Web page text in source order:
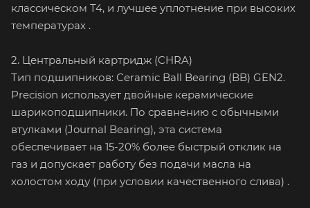
классическом T4, и лучшее уплотнение при высоких
температурах .
2. Центральный картридж (CHRA)
Тип подшипников: Ceramic Ball Bearing (BB) GEN2.
Precision использует двойные керамические
шарикоподшипники. По сравнению с обычными
втулками (Journal Bearing), эта система
обеспечивает на 15-20% более быстрый отклик на
газ и допускает работу без подачи масла на
холостом ходу (при условии качественного слива) .